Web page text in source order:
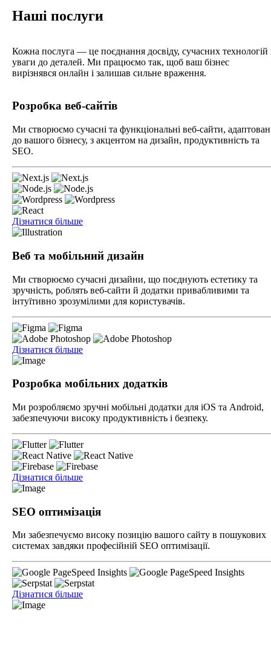
Наші послуги
Кожна послуга — це поєднання досвіду, сучасних технологій
уваги до деталей. Ми працюємо так, щоб ваш бізнес
вирізнявся онлайн і залишав сильне враження.
Розробка веб-сайтів
Ми створюємо сучасні та функціональні веб-сайти,
до вашого бізнесу, з акцентом на дизайн, продуктивність та
SEO.
Дізнатися більше
Веб та мобільний дизайн
Ми створюємо сучасні дизайни, що поєднують естетику та
зручність, роблять веб-сайти й додатки привабливими та
інтуїтивно зрозумілими для користувачів.
Дізнатися більше
Розробка мобільних додатків
Ми розробляємо зручні мобільні додатки для iOS та Android,
забезпечуючи високу продуктивність і безпеку.
Дізнатися більше
SEO оптимізація
Ми забезпечуємо високу позицію вашого сайту в пошукових
системах завдяки професійній SEO оптимізації.
Дізнатися більше